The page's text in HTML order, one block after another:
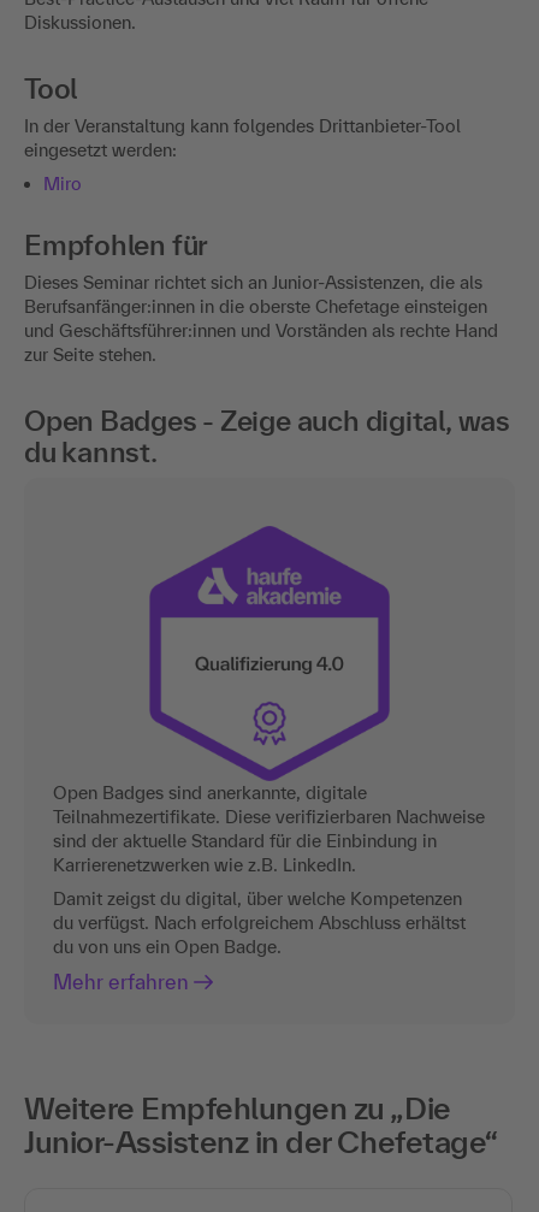
Diskussionen.
Tool
In der Veranstaltung kann folgendes Drittanbieter-Tool
eingesetzt werden:
Miro
Empfohlen für
Dieses Seminar richtet sich an Junior-Assistenzen, die als
Berufsanfänger:innen in die oberste Chefetage einsteigen
und Geschäftsführer:innen und Vorständen als rechte Hand
zur Seite stehen.
Open Badges - Zeige auch digital, was
du kannst.
Open Badges sind anerkannte, digitale
Teilnahmezertifikate. Diese verifizierbaren Nachweise
sind der aktuelle Standard für die Einbindung in
Karrierenetzwerken wie z.B. LinkedIn.
Damit zeigst du digital, über welche Kompetenzen
du verfügst. Nach erfolgreichem Abschluss erhältst
du von uns ein Open Badge.
Mehr erfahren
Weitere Empfehlungen zu „Die
Junior-Assistenz in der Chefetage“